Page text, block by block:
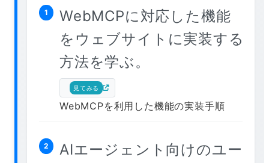
1
WebMCPに対応した機能
をウェブサイトに実装する
方法を学ぶ。
見てみる
WebMCPを利用した機能の実装手順
2
AIエージェント向けのユー